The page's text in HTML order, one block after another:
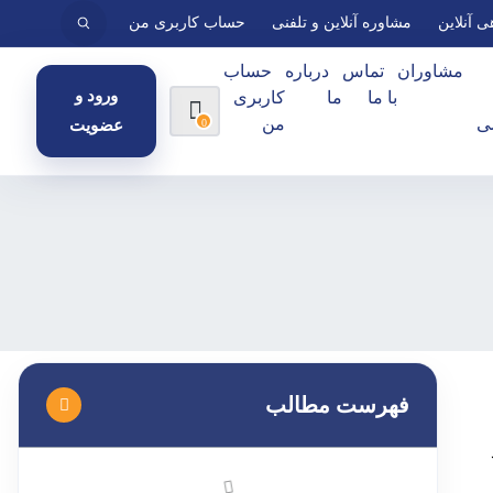
آنلاین مشاوره آنلاین و تلفنی حساب کاربری من
مشاوران
تماس
با ما
درباره
ما
حساب
کاربری
من
0
ورود و
عضویت
فهرست مطالب